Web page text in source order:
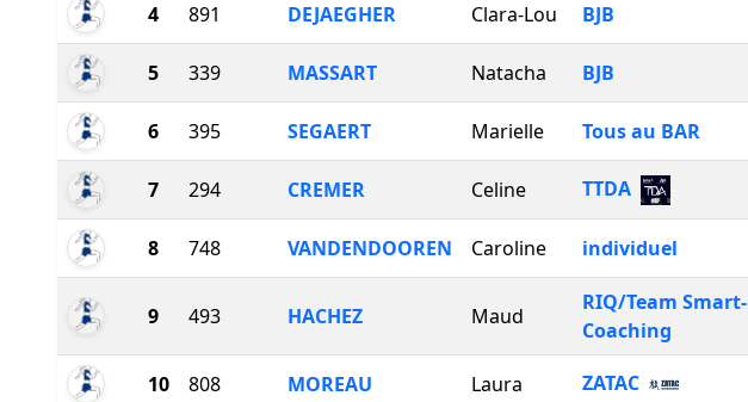
4 891 DEJAEGHER Clara-Lou BJB
5 339 MASSART Natacha BJB
6 395 SEGAERT Marielle Tous au BAR
7 294 CREMER Celine TTDA
8 748 VANDENDOOREN Caroline individuel
9 493 HACHEZ Maud
RIQ/Team Smart-
Coaching
10 808 MOREAU Laura ZATAC